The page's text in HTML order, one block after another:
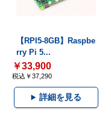
【RPI5-8GB】Raspbe
rry Pi 5...
￥33,900
税込￥37,290
詳細を見る